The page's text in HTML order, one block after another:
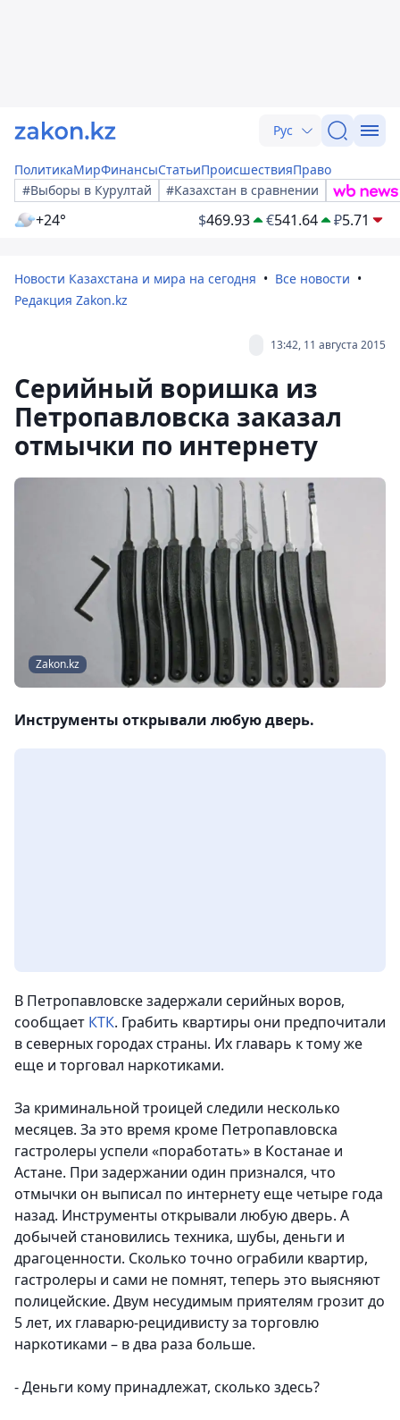
Рус
ПолитикаМирФинансыСтатьиПроисшествияПраво
#Выборы в Курултай
#Казахстан в сравнении
+24° $469.93 €541.64 ₽5.71
Новости Казахстана и мира на сегодня
Все новости
Редакция Zakon.kz
13:42, 11 августа 2015
Серийный воришка из
Петропавловска заказал
отмычки по интернету
Zakon.kz
Инструменты открывали любую дверь.
В Петропавловске задержали серийных воров,
сообщает КТК. Грабить квартиры они предпочитали
в северных городах страны. Их главарь к тому же
еще и торговал наркотиками.
За криминальной троицей следили несколько
месяцев. За это время кроме Петропавловска
гастролеры успели «поработать» в Костанае и
Астане. При задержании один признался, что
отмычки он выписал по интернету еще четыре года
назад. Инструменты открывали любую дверь. А
добычей становились техника, шубы, деньги и
драгоценности. Сколько точно ограбили квартир,
гастролеры и сами не помнят, теперь это выясняют
полицейские. Двум несудимым приятелям грозит до
5 лет, их главарю-рецидивисту за торговлю
наркотиками – в два раза больше.
-Деньги кому принадлежат, сколько здесь?